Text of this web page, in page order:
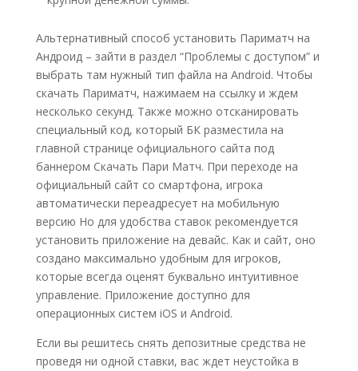
Альтернативный способ установить Париматч на
Андроид – зайти в раздел “Проблемы с доступом” и
выбрать там нужный тип файла на Android. Чтобы
скачать Париматч, нажимаем на ссылку и ждем
несколько секунд. Также можно отсканировать
специальный код, который БК разместила на
главной странице официального сайта под
баннером Скачать Пари Матч. При переходе на
официальный сайт со смартфона, игрока
автоматически переадресует на мобильную
версию Но для удобства ставок рекомендуется
установить приложение на девайс. Как и сайт, оно
создано максимально удобным для игроков,
которые всегда оценят буквально интуитивное
управление. Приложение доступно для
операционных систем iOS и Android.
Если вы решитесь снять депозитные средства не
проведя ни одной ставки, вас ждет неустойка в